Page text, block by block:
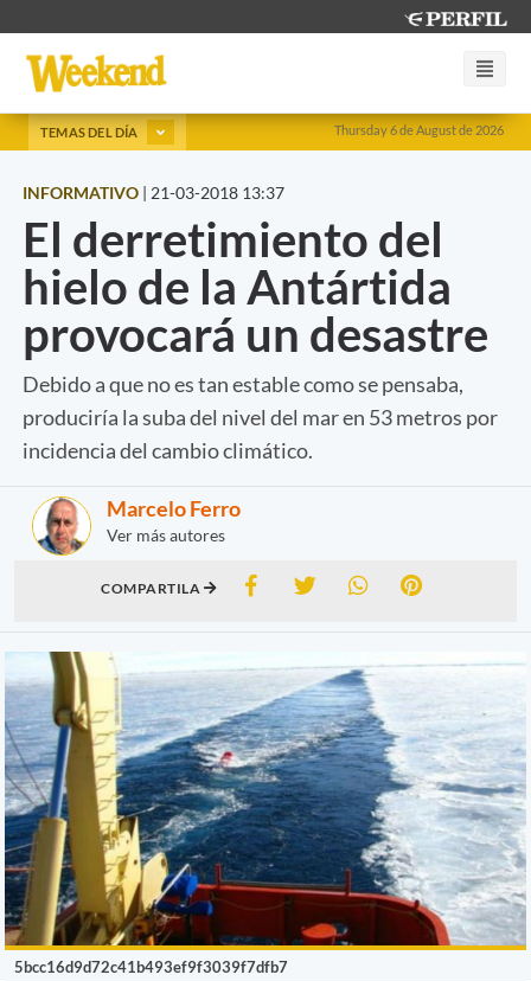
Thursday 6 de August de 2026
TEMAS DEL DÍA
INFORMATIVO | 21-03-2018 13:37
El derretimiento del
hielo de la Antártida
provocará un desastre
Debido a que no es tan estable como se pensaba,
produciría la suba del nivel del mar en 53 metros por
incidencia del cambio climático.
Marcelo Ferro
Ver más autores
COMPARTILA
5bcc16d9d72c41b493ef9f3039f7dfb7